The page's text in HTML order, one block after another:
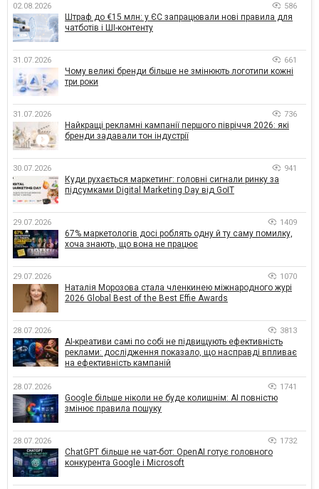
02.08.2026 586
Штраф до €15 млн: у ЄС запрацювали нові правила для
чатботів і ШІ-контенту
31.07.2026 661
Чому великі бренди більше не змінюють логотипи кожні
три роки
31.07.2026 736
Найкращі рекламні кампанії першого півріччя 2026: які
бренди задавали тон індустрії
30.07.2026 941
Куди рухається маркетинг: головні сигнали ринку за
підсумками Digital Marketing Day від GoIT
29.07.2026 1409
67% маркетологів досі роблять одну й ту саму помилку,
хоча знають, що вона не працює
29.07.2026 1070
Наталія Морозова стала членкинею міжнародного журі
2026 Global Best of the Best Effie Awards
28.07.2026 3813
AI-креативи самі по собі не підвищують ефективність
реклами: дослідження показало, що насправді впливає
на ефективність кампаній
28.07.2026 1741
Google більше ніколи не буде колишнім: AI повністю
змінює правила пошуку
28.07.2026 1732
ChatGPT більше не чат-бот: OpenAI готує головного
конкурента Google і Microsoft